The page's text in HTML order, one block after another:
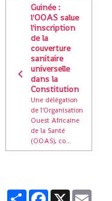
Guinée :
l'OOAS salue
l'inscription
de la
couverture
sanitaire
universelle
dans la
Constitution
Une délégation
de l'Organisation
Ouest Africaine
de la Santé
(OOAS), co...
PartagerFacebook
X